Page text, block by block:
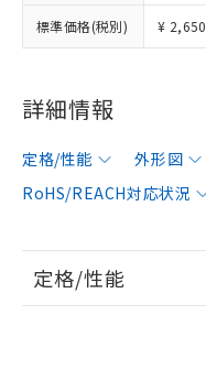
標準価格(税別) ¥ 2,650
詳細情報
定格/性能 外形図
RoHS/REACH対応状況
定格/性能